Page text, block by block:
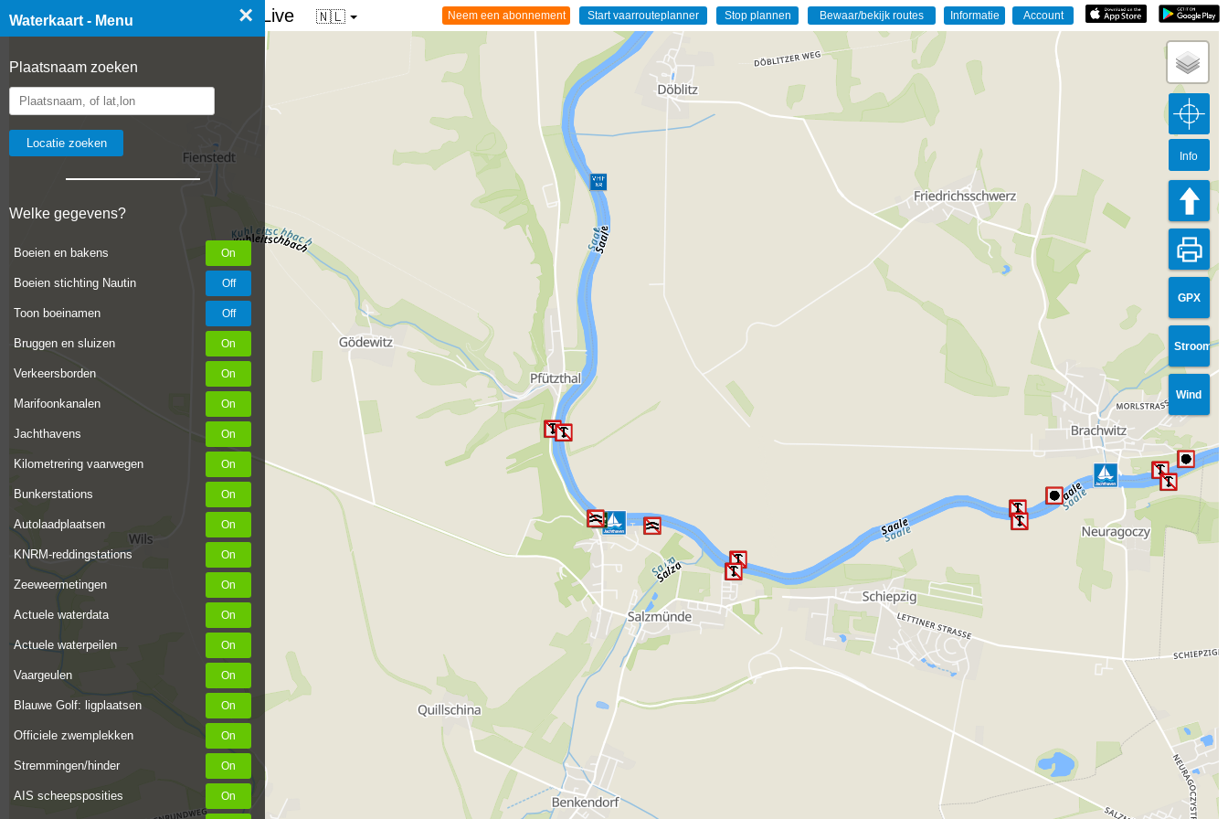
Waterkaart - Menu ×
Plaatsnaam zoeken
Welke gegevens?
Boeien en bakens
Boeien stichting Nautin
Toon boeinamen
Bruggen en sluizen
Verkeersborden
Marifoonkanalen
Jachthavens
Kilometrering vaarwegen
Bunkerstations
Autolaadplaatsen
KNRM-reddingstations
Zeeweermetingen
Actuele waterdata
Actuele waterpeilen
Vaargeulen
Blauwe Golf: ligplaatsen
Officiele zwemplekken
Stremmingen/hinder
AIS scheepsposities
☰ Waterkaart van Nederland - Live 🇳🇱
GPX
Stroom
Wind
Info